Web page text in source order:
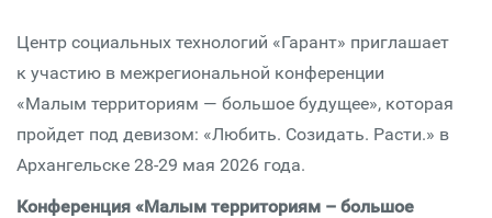
Центр социальных технологий «Гарант» приглашает
к участию в межрегиональной конференции
«Малым территориям — большое будущее», которая
пройдет под девизом: «Любить. Созидать. Расти.» в
Архангельске 28-29 мая 2026 года.
Конференция «Малым территориям – большое